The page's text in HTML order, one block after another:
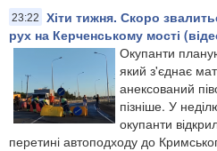
23:22
Хіти тижня. Скоро
рух на Керченському мості
Окупанти
який з'єднає
анексований
пізніше. У
окупанти
перетині автоподходу до